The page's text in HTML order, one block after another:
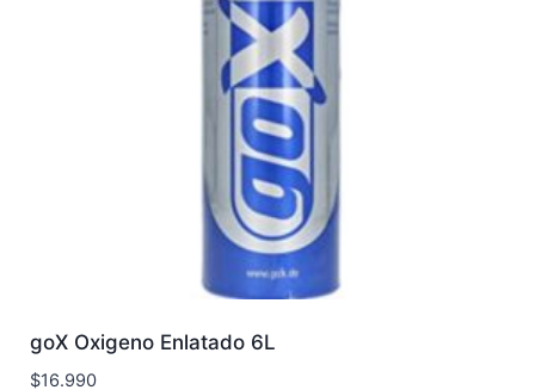
goX Oxigeno Enlatado 6L
$16.990